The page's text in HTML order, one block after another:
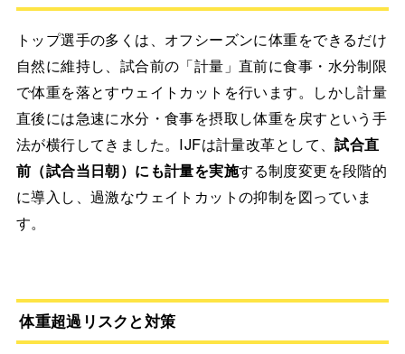
トップ選手の多くは、オフシーズンに体重をできるだけ
自然に維持し、試合前の「計量」直前に食事・水分制限
で体重を落とすウェイトカットを行います。しかし計量
直後には急速に水分・食事を摂取し体重を戻すという手
法が横行してきました。IJFは計量改革として、試合直
前（試合当日朝）にも計量を実施する制度変更を段階的
に導入し、過激なウェイトカットの抑制を図っていま
す。
体重超過リスクと対策